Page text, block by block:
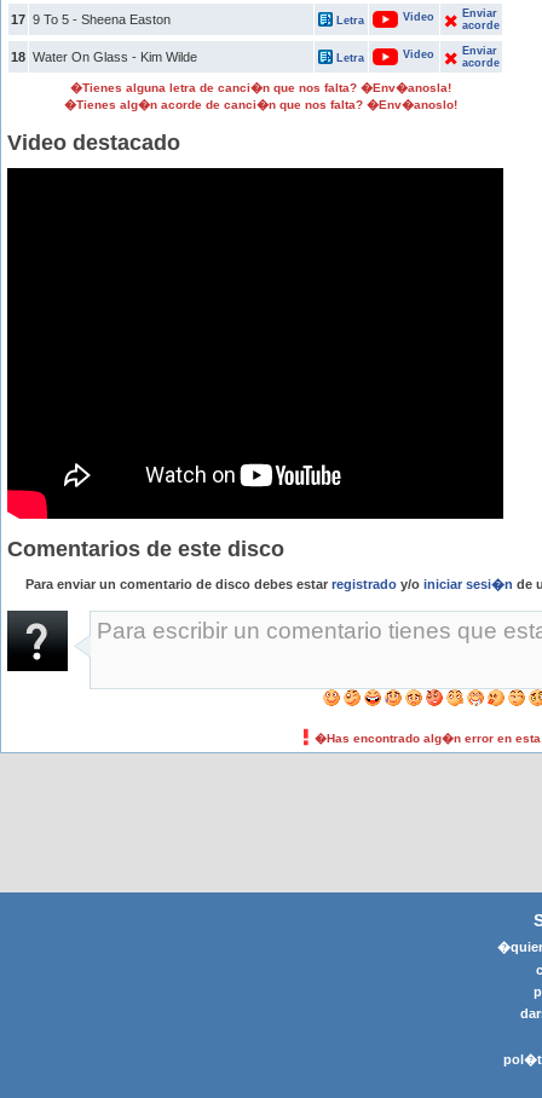
17 9 To 5 - Sheena Easton Letra Video
Enviar
acorde
18 Water On Glass - Kim Wilde Letra Video
Enviar
acorde
�Tienes alguna letra de canci�n que nos falta? �Env�anosla!
�Tienes alg�n acorde de canci�n que nos falta? �Env�anoslo!
Video destacado
Comentarios de este disco
Para enviar un comentario de disco debes estar registrado y/o iniciar sesi�n de
�Has encontrado alg�n error en